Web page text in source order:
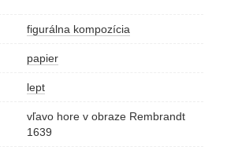
figurálna kompozícia
papier
lept
vľavo hore v obraze Rembrandt
1639